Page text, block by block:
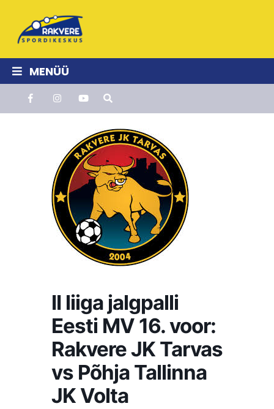
MENÜÜ
II liiga jalgpalli
Eesti MV 16. voor:
Rakvere JK Tarvas
vs Põhja Tallinna
JK Volta